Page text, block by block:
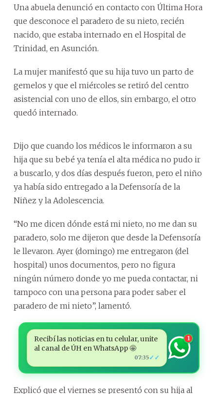
Una abuela denunció en contacto con Última Hora
que desconoce el paradero de su nieto, recién
nacido, que estaba internado en el Hospital de
Trinidad, en Asunción.
La mujer manifestó que su hija tuvo un parto de
gemelos y que el miércoles se retiró del centro
asistencial con uno de ellos, sin embargo, el otro
quedó internado.
Dijo que cuando los médicos le informaron a su
hija que su bebé ya tenía el alta médica no pudo ir
a buscarlo, y dos días después fueron, pero el niño
ya había sido entregado a la Defensoría de la
Niñez y la Adolescencia.
“No me dicen dónde está mi nieto, no me dan su
paradero, solo me dijeron que desde la Defensoría
le llevaron. Ayer (domingo) me entregaron (del
hospital) unos documentos, pero no figura
ningún número donde yo me pueda contactar, ni
tampoco con una persona para poder saber el
paradero de mi nieto”, lamentó.
Recibí las noticias en tu celular, unite
al canal de ÚH en WhatsApp 🤩
07:35✓✓
1
Explicó que el viernes se presentó con su hija al